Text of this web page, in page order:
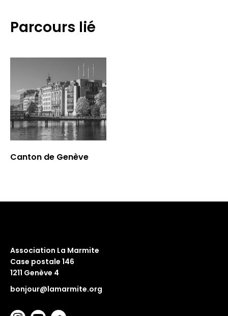
Parcours lié
Canton de Genève
Association La Marmite
Case postale 146
1211 Genève 4
bonjour@lamarmite.org